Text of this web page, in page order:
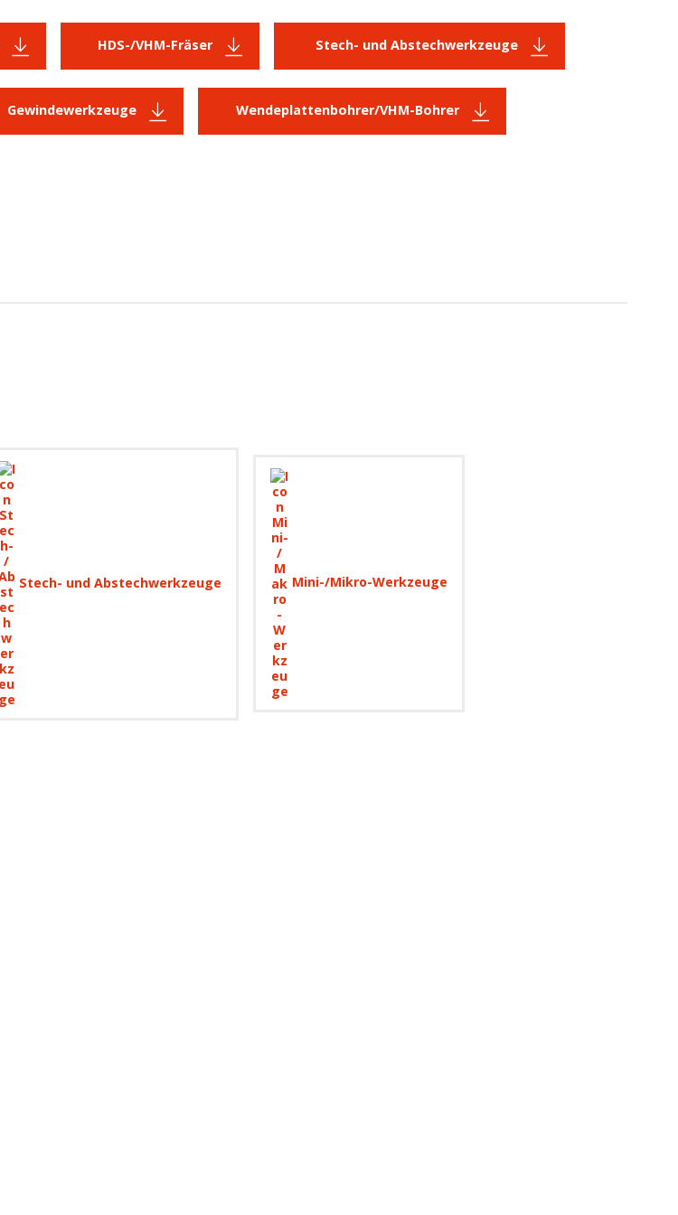
HDS-/VHM-Fräser Stech- und Abstechwerkzeuge
Gewindewerkzeuge Wendeplattenbohrer/VHM-Bohrer
Stech- und Abstechwerkzeuge Mini-/Mikro-Werkzeuge